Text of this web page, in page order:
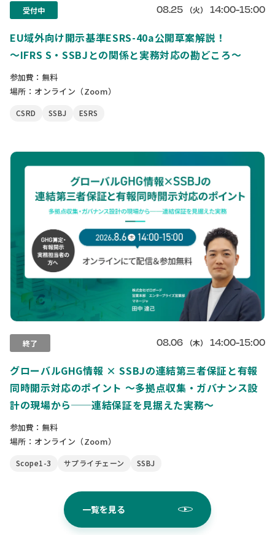
受付中 08.25 （火） 14:00-15:00
EU域外向け開示基準ESRS-40a公開草案解説！
〜IFRS S・SSBJとの関係と実務対応の勘どころ〜
参加費：無料
場所：オンライン（Zoom）
CSRD SSBJ ESRS
終了 08.06 （木） 14:00-15:00
グローバルGHG情報 × SSBJの連結第三者保証と有報
同時開示対応のポイント 〜多拠点収集・ガバナンス設
計の現場から──連結保証を見据えた実務〜
参加費：無料
場所：オンライン（Zoom）
Scope1-3 サプライチェーン SSBJ
一覧を見る